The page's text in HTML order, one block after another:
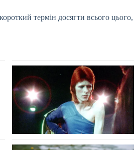
термін досягти всього